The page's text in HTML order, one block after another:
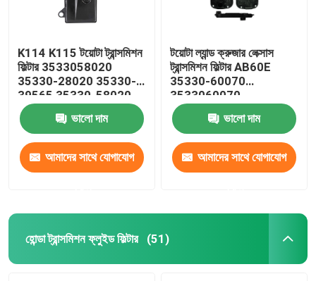
পণ্য
K114 K115 টয়োটা ট্রান্সমিশন
ফিল্টার 3533058020
35330-28020 35330-
39565 35330-58020
ভালো দাম
আমাদের সাথে যোগাযোগ
টয়োটা ল্যান্ড ক্রুজার লেক্সাস
ট্রান্সমিশন ফিল্টার AB60E
35330-60070
3533060070
ভালো দাম
আমাদের সাথে যোগাযোগ
হোন্ডা ট্রান্সমিশন ফ্লুইড ফিল্টার (51)